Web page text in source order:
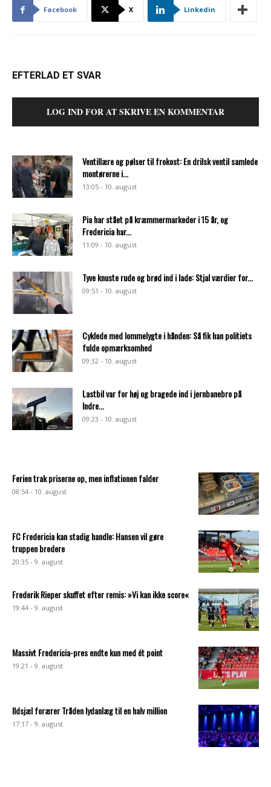
Facebook X Linkedin
EFTERLAD ET SVAR
LOG IND FOR AT SKRIVE EN KOMMENTAR
Ventillære og pølser til frokost: En drilsk ventil samlede
montørerne i...
13:05 - 10. august
Pia har stået på kræmmermarkeder i 15 år, og
Fredericia har...
11:09 - 10. august
Tyve knuste rude og brød ind i lade: Stjal værdier for...
09:51 - 10. august
Cyklede med lommelygte i hånden: Så fik han politiets
fulde opmærksomhed
09:32 - 10. august
Lastbil var for høj og bragede ind i jernbanebro på
Indre...
09:23 - 10. august
Ferien trak priserne op, men inflationen falder
08:54 - 10. august
FC Fredericia kan stadig handle: Hansen vil gøre
truppen bredere
20:35 - 9. august
Frederik Rieper skuffet efter remis: »Vi kan ikke score«
19:44 - 9. august
Massivt Fredericia-pres endte kun med ét point
19:21 - 9. august
Ildsjæl forærer Tråden lydanlæg til en halv million
17:17 - 9. august